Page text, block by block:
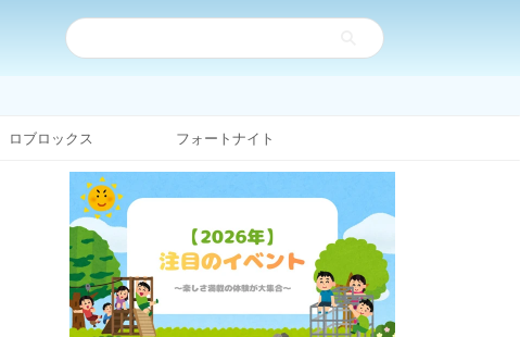
ロブロックス フォートナイト